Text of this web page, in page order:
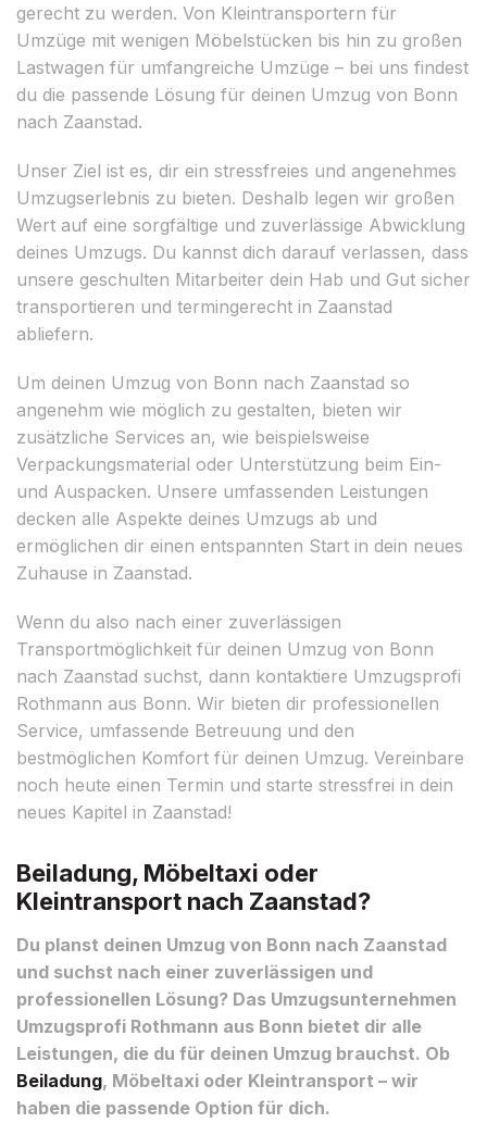
gerecht zu werden. Von Kleintransportern für
Umzüge mit wenigen Möbelstücken bis hin zu großen
Lastwagen für umfangreiche Umzüge – bei uns findest
du die passende Lösung für deinen Umzug von Bonn
nach Zaanstad.
Unser Ziel ist es, dir ein stressfreies und angenehmes
Umzugserlebnis zu bieten. Deshalb legen wir großen
Wert auf eine sorgfältige und zuverlässige Abwicklung
deines Umzugs. Du kannst dich darauf verlassen, dass
unsere geschulten Mitarbeiter dein Hab und Gut sicher
transportieren und termingerecht in Zaanstad
abliefern.
Um deinen Umzug von Bonn nach Zaanstad so
angenehm wie möglich zu gestalten, bieten wir
zusätzliche Services an, wie beispielsweise
Verpackungsmaterial oder Unterstützung beim Ein-
und Auspacken. Unsere umfassenden Leistungen
decken alle Aspekte deines Umzugs ab und
ermöglichen dir einen entspannten Start in dein neues
Zuhause in Zaanstad.
Wenn du also nach einer zuverlässigen
Transportmöglichkeit für deinen Umzug von Bonn
nach Zaanstad suchst, dann kontaktiere Umzugsprofi
Rothmann aus Bonn. Wir bieten dir professionellen
Service, umfassende Betreuung und den
bestmöglichen Komfort für deinen Umzug. Vereinbare
noch heute einen Termin und starte stressfrei in dein
neues Kapitel in Zaanstad!
Beiladung, Möbeltaxi oder
Kleintransport nach Zaanstad?
Du planst deinen Umzug von Bonn nach Zaanstad
und suchst nach einer zuverlässigen und
professionellen Lösung? Das Umzugsunternehmen
Umzugsprofi Rothmann aus Bonn bietet dir alle
Leistungen, die du für deinen Umzug brauchst. Ob
Beiladung, Möbeltaxi oder Kleintransport – wir
haben die passende Option für dich.